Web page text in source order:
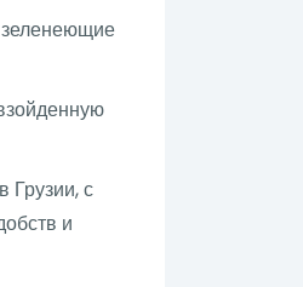
Грузии, с
и